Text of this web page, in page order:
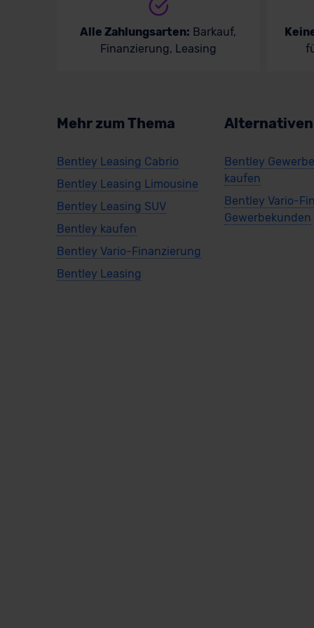
Alle Zahlungsarten: Barkauf,
Finanzierung, Leasing
Mehr zum Thema
Bentley Leasing Cabrio
Bentley Leasing Limousine
Bentley Leasing SUV
Bentley kaufen
Bentley Vario-Finanzierung
Bentley Leasing
Alternativen
Bentley
kaufen
Bentley Vario-
Gewerbekunden